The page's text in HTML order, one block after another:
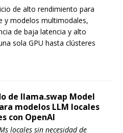
de alto rendimiento para
y modelos multimodales,
de baja latencia y alto
sola GPU hasta clústeres
de llama.swap Model
modelos LLM locales
con OpenAI
locales sin necesidad de